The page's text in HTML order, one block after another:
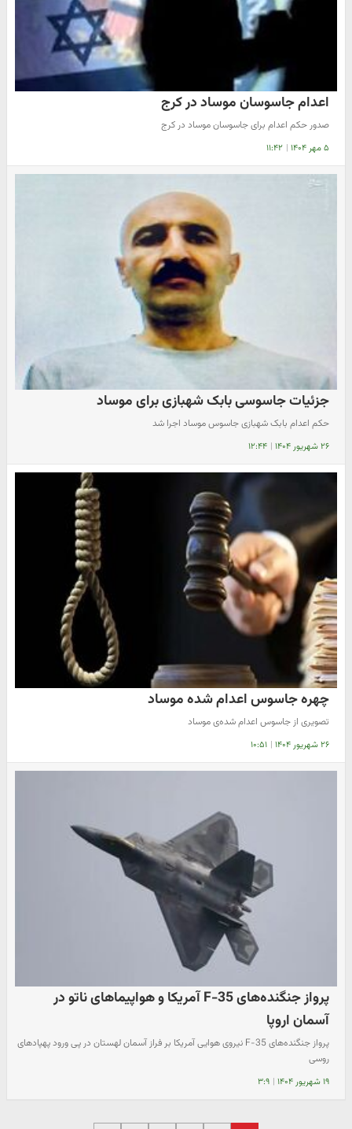
اعدام جاسوسان موساد در کرج
صدور حکم اعدام برای جاسوسان موساد در کرج
۵ مهر ۱۴۰۴ | ۱۱:۴۲
جزئیات جاسوسی بابک شهبازی برای موساد
حکم اعدام بابک شهبازی جاسوس موساد اجرا شد
۲۶ شهریور ۱۴۰۴ | ۱۲:۴۴
چهره جاسوس اعدام شده موساد
تصویری از جاسوس اعدام شده‌ی موساد
۲۶ شهریور ۱۴۰۴ | ۱۰:۵۱
پرواز جنگنده‌‌های F-35 آمریکا و هواپیماهای ناتو در
آسمان اروپا
پرواز جنگنده‌‌های F-35 نیروی هوایی آمریکا بر فراز آسمان لهستان در پی ورود پهپاد‌های
روسی
۱۹ شهریور ۱۴۰۴ | ۳:۹